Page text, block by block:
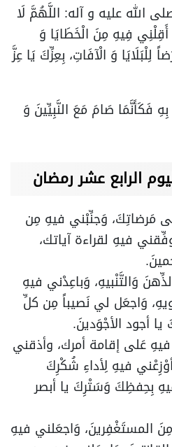
الله عليه و آله: اللَّهُمَّ لَا
فِيهِ مِنَ الْخَطَايَا وَ
لِلْبَلَايَا وَ الْآفَاتِ، بِعِزِّكَ يَا عِزَّ
فَكَأَنَّمَا صَامَ مَعَ النَّبِيِّينَ وَ
الرابع عشر رمضان
مَرضاتِكَ، وَجنِّبْني فيهِ مِن
فيهِ لقراءة آياتك،
وَالتَّنْبيهِ، وَباعِدْني فيهِ
وَاجعَل لي نَصيباً مِن كلِّ
أجود الأجْوَدينَ.
عَلى إقامة أمرك، وأذقني
فيهِ لِأداءِ شُكْرِكَ
بِحِفظِكَ وَسَتْرِكَ يا أبصر
المستَغْفِرينَ، وَاجعَلني فيهِ